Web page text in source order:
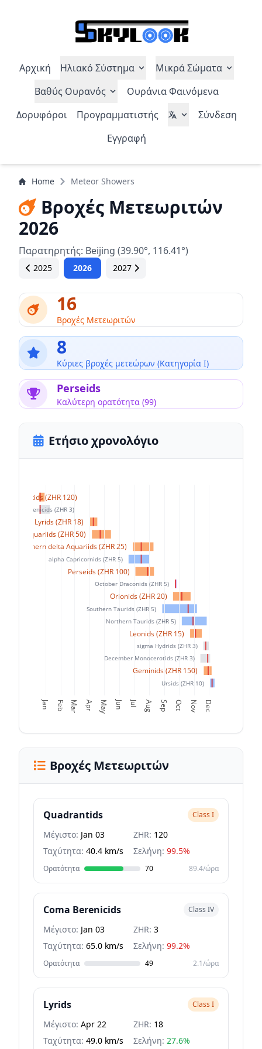
Αρχική Ηλιακό Σύστημα
Μικρά Σώματα
Βαθύς Ουρανός
Ουράνια Φαινόμενα
Δορυφόροι
Προγραμματιστής
Σύνδεση
Εγγραφή
Home Meteor Showers
Βροχές Μετεωριτών
2026
Παρατηρητής: Beijing (39.90°, 116.41°)
2025 2026 2027
16
Βροχές Μετεωριτών
8
Κύριες βροχές μετεώρων (Κατηγορία I)
Perseids
Καλύτερη ορατότητα (99)
Ετήσιο χρονολόγιο
Jan Feb Mar Apr May Jun Jul Aug Sep Oct Nov Dec
Quadrantids (ZHR 120)
Coma Berenicids (ZHR 3)
Lyrids (ZHR 18)
eta Aquariids (ZHR 50)
Southern delta Aquariids (ZHR 25)
alpha Capricornids (ZHR 5)
Perseids (ZHR 100)
October Draconids (ZHR 5)
Orionids (ZHR 20)
Southern Taurids (ZHR 5)
Northern Taurids (ZHR 5)
Leonids (ZHR 15)
sigma Hydrids (ZHR 3)
December Monocerotids (ZHR 3)
Geminids (ZHR 150)
Ursids (ZHR 10)
Βροχές Μετεωριτών
Quadrantids Class I
Μέγιστο: Jan 03 ZHR: 120
Ταχύτητα: 40.4 km/s Σελήνη: 99.5%
Ορατότητα 70 89.4/ώρα
Coma Berenicids Class IV
Μέγιστο: Jan 03 ZHR: 3
Ταχύτητα: 65.0 km/s Σελήνη: 99.2%
Ορατότητα 49 2.1/ώρα
Lyrids Class I
Μέγιστο: Apr 22 ZHR: 18
Ταχύτητα: 49.0 km/s Σελήνη: 27.6%